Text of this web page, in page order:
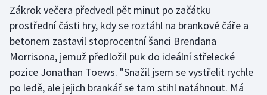
Lezení
Lyže a snowboard
Moderní pětiboj
Zákrok večera předvedl pět minut po začátku
prostřední části hry, kdy se roztáhl na brankové čáře a
betonem zastavil stoprocentní šanci Brendana
Morrisona, jemuž předložil puk do ideální střelecké
pozice Jonathan Toews. "Snažil jsem se vystřelit rychle
po ledě, ale jejich brankář se tam stihl natáhnout. Má